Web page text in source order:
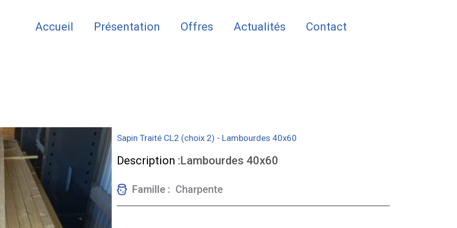
Accueil Présentation Offres Actualités Contact
Sapin Traité CL2 (choix 2) - Lambourdes 40x60
Description :Lambourdes 40x60
Famille : Charpente